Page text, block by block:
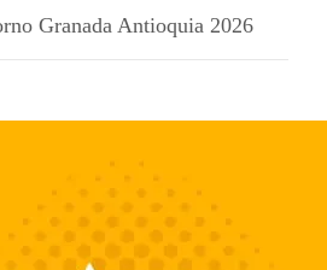
Granada Antioquia 2026